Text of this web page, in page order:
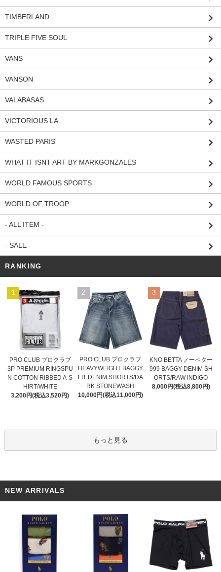
TIMBERLAND
TRIPLE FIVE SOUL
VANS
VANSON
VALABASAS
VICTORIOUS LA
WASTED PARIS
WHAT IT ISNT ART BY MARKGONZALES
WORLD FAMOUS SPORTS
WORLD OF TROOP
- ALL ITEM -
- SALE -
RANKING
1
PRO CLUB プロクラブ
3P PREMIUM RINGSPU
N COTTON RIBBED A-S
HIRT/WHITE
3,200円(税込3,520円)
2
PRO CLUB プロクラブ
HEAVYWEIGHT BAGGY
FIT DENIM SHORTS/DA
RK STONEWASH
10,000円(税込11,000円)
3
KNO BETTA ノーベター
999 BAGGY DENIM SH
ORTS/RAW INDIGO
8,000円(税込8,800円)
もっと見る
NEW ARRIVALS